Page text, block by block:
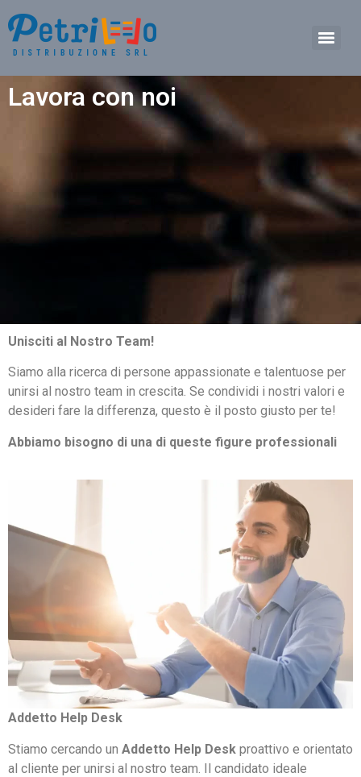
Lavora con noi
Unisciti al Nostro Team!
Siamo alla ricerca di persone appassionate e talentuose per
unirsi al nostro team in crescita. Se condividi i nostri valori e
desideri fare la differenza, questo è il posto giusto per te!
Abbiamo bisogno di una di queste figure professionali
Addetto Help Desk
Stiamo cercando un Addetto Help Desk proattivo e orientato
al cliente per unirsi al nostro team. Il candidato ideale